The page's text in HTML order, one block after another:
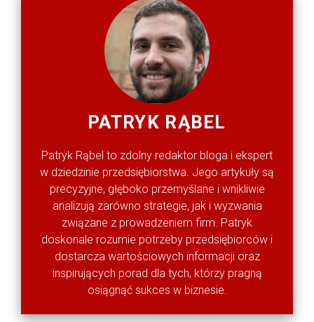
PATRYK RĄBEL
Patryk Rąbel to zdolny redaktor bloga i ekspert
w dziedzinie przedsiębiorstwa. Jego artykuły są
precyzyjne, głęboko przemyślane i wnikliwie
analizują zarówno strategie, jak i wyzwania
związane z prowadzeniem firm. Patryk
doskonale rozumie potrzeby przedsiębiorców i
dostarcza wartościowych informacji oraz
inspirujących porad dla tych, którzy pragną
osiągnąć sukces w biznesie.